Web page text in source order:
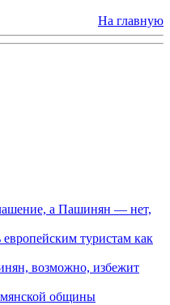
На главную
а Пашинян — нет,
туристам как
возможно, избежит
общины